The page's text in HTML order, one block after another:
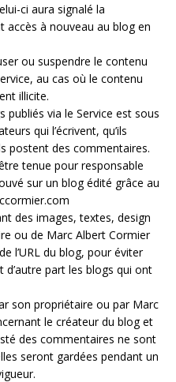
ci aura signalé la
à nouveau au blog en
ou suspendre le contenu
au cas où le contenu
illicite.
publiés via le Service est sous
qui l’écrivent, qu’ils
postent des commentaires.
tenue pour responsable
sur un blog édité grâce au
des images, textes, design
ou de Marc Albert Cormier
l’URL du blog, pour éviter
d’autre part les blogs qui ont
son propriétaire ou par Marc
le créateur du blog et
des commentaires ne sont
seront gardées pendant un